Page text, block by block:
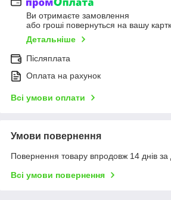
Ви отримаєте замовлення
або гроші повернуться на вашу
Детальніше
Післяплата
Оплата на рахунок
Всі умови оплати
Умови повернення
Повернення товару впродовж 14 днів за
Всі умови повернення